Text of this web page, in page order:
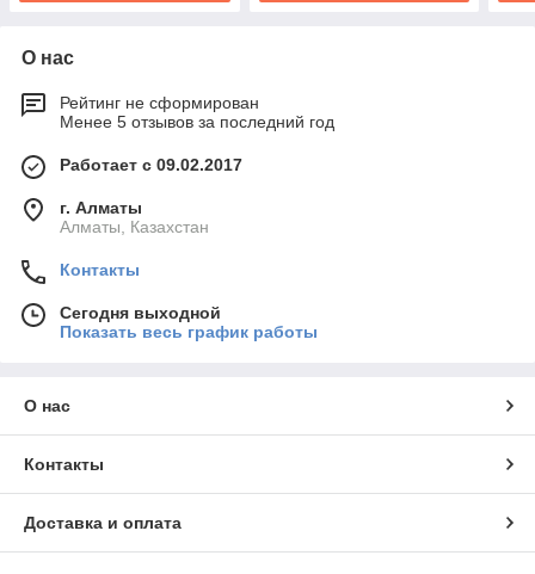
О нас
Рейтинг не сформирован
Менее 5 отзывов за последний год
Работает с 09.02.2017
г. Алматы
Алматы, Казахстан
Контакты
Сегодня выходной
Показать весь график работы
О нас
Контакты
Доставка и оплата